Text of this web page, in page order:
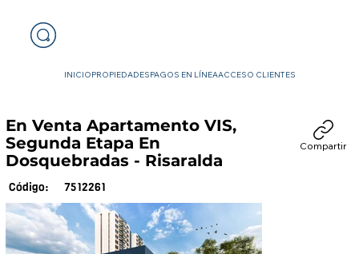
INICIOPROPIEDADESPAGOS EN LÍNEAACCESO CLIENTES
En Venta Apartamento VIS,
Segunda Etapa En
Dosquebradas - Risaralda
Código: 7512261
Compartir